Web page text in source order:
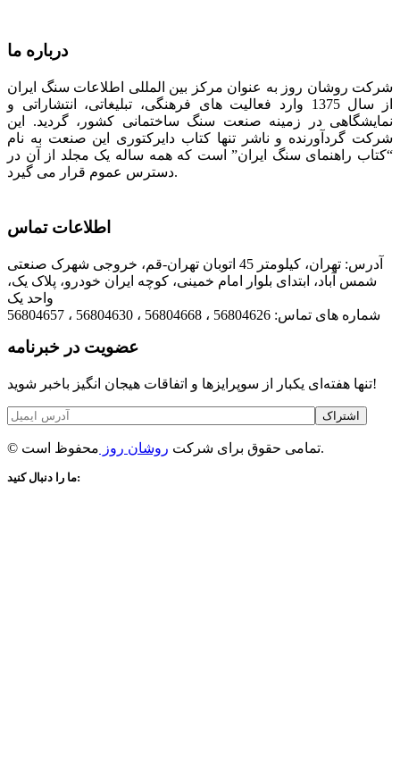
درباره ما
شرکت روشان روز به عنوان مرکز بین المللی اطلاعات سنگ ایران
از سال 1375 وارد فعالیت های فرهنگی، تبلیغاتی، انتشاراتی و
نمایشگاهی در زمینه صنعت سنگ ساختمانی کشور، گردید. این
شرکت گردآورنده و ناشر تنها کتاب دایرکتوری این صنعت به نام
“کتاب راهنمای سنگ ایران” است که همه ساله یک مجلد از آن در
دسترس عموم قرار می گیرد.
اطلاعات تماس
آدرس: تهران، کیلومتر 45 اتوبان تهران-قم، خروجی شهرک صنعتی
شمس آباد، ابتدای بلوار امام خمینی، کوچه ایران خودرو، پلاک یک،
واحد یک
شماره های تماس: 56804626 ، 56804668 ، 56804630 ، 56804657
عضویت در خبرنامه
تنها هفته‌ای یکبار از سوپرایزها و اتفاقات هیجان انگیز باخبر شوید!
اشتراک
© تمامی حقوق برای شرکت روشان روز محفوظ است.
ما را دنبال کنید: